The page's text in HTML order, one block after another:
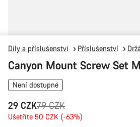
Díly a příslušenství Příslušenství
Canyon Mount Screw Set
Není dostupné
29 CZK
Původní
cena
79 CZK
Ušetříte 50 CZK (-63%)